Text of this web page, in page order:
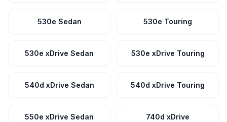
530e Sedan 530e Touring
530e xDrive Sedan 530e xDrive Touring
540d xDrive Sedan 540d xDrive Touring
550e xDrive Sedan 740d xDrive